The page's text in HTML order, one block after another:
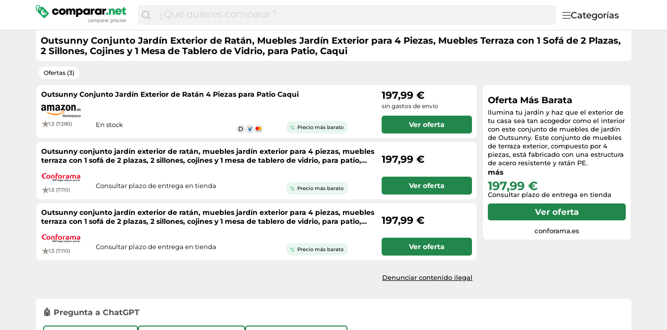
Categorías
Outsunny Conjunto Jardín Exterior de Ratán, Muebles Jardín Exterior para 4 Piezas, Muebles Terraza con 1 Sofá de 2 Plazas,
2 Sillones, Cojines y 1 Mesa de Tablero de Vidrio, para Patio, Caqui
Ofertas (3)
Outsunny Conjunto Jardín Exterior de Ratán 4 Piezas para Patio Caqui
1,5 (7.280)
Precio más barato
En stock
197,99 €
sin gastos de envío
Ver oferta
Outsunny conjunto jardín exterior de ratán, muebles jardín exterior para 4 piezas, muebles
terraza con 1 sofá de 2 plazas, 2 sillones, cojines y 1 mesa de tablero de vidrio, para patio,
1,5 (7.110) Precio más barato
Consultar plazo de entrega en tienda
197,99 €
Ver oferta
Outsunny conjunto jardín exterior de ratán, muebles jardín exterior para 4 piezas, muebles
terraza con 1 sofá de 2 plazas, 2 sillones, cojines y 1 mesa de tablero de vidrio, para patio,
1,5 (7.110) Precio más barato
Consultar plazo de entrega en tienda
197,99 €
Ver oferta
Denunciar contenido ilegal
Oferta Más Barata
Ilumina tu jardín y haz que el exterior de
tu casa sea tan acogedor como el interior
con este conjunto de muebles de jardín
de Outsunny. Este conjunto de muebles
de terraza exterior, compuesto por 4
piezas, está fabricado con una estructura
de acero resistente y ratán PE.
Decorativos y funcionales, estos muebles
que tú y tu familia querréis disfrutar
durante todo el año.Características: - Este
conjunto de muebles de jardín de ratán
sintético consta de 4 piezas - Incluye dos
sillones, un sofá de dos plazas y una
mesa de centro - La estructura de acero
más
197,99 €
Consultar plazo de entrega en tienda
Ver oferta
conforama.es
🤖 Pregunta a ChatGPT